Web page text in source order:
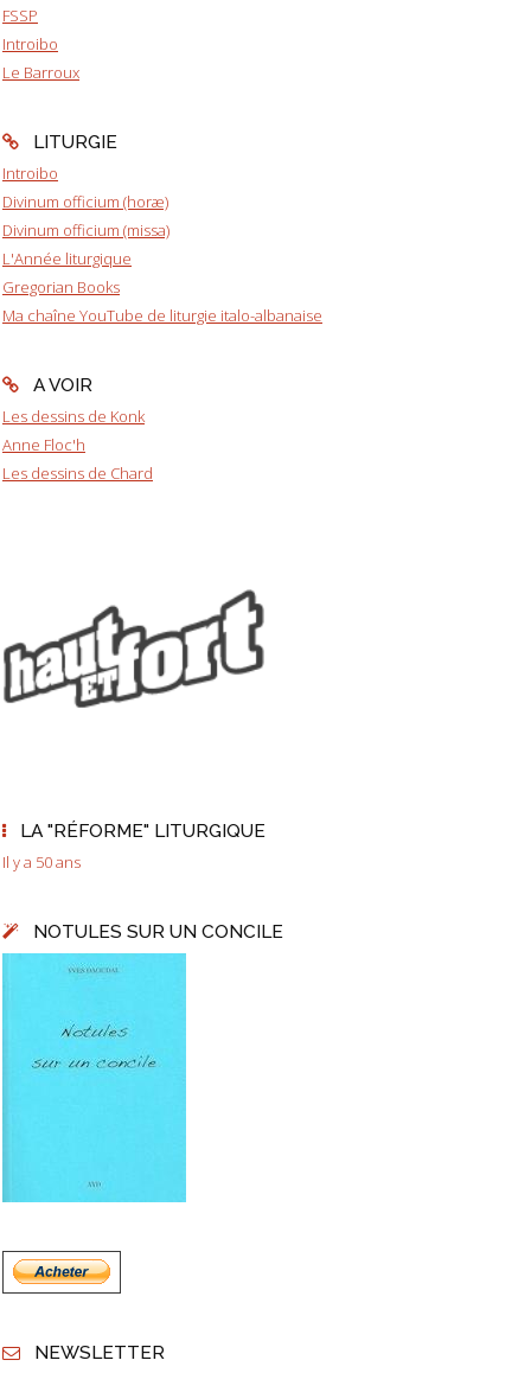
FSSP
Introibo
Le Barroux
LITURGIE
Introibo
Divinum officium (horæ)
Divinum officium (missa)
L'Année liturgique
Gregorian Books
Ma chaîne YouTube de liturgie italo-albanaise
A VOIR
Les dessins de Konk
Anne Floc'h
Les dessins de Chard
LA "RÉFORME" LITURGIQUE
Il y a 50 ans
NOTULES SUR UN CONCILE
NEWSLETTER